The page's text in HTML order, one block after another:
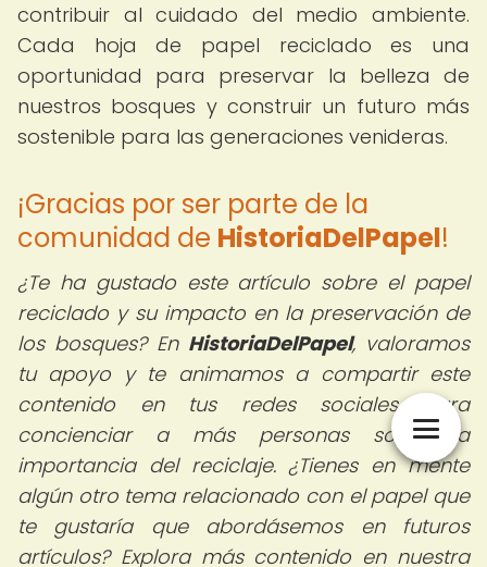
contribuir al cuidado del medio ambiente.
Cada hoja de papel reciclado es una
oportunidad para preservar la belleza de
nuestros bosques y construir un futuro más
sostenible para las generaciones venideras.
¡Gracias por ser parte de la
comunidad de HistoriaDelPapel!
¿Te ha gustado este artículo sobre el papel
reciclado y su impacto en la preservación de
los bosques?En HistoriaDelPapel, valoramos
tu apoyo y te animamos a compartir este
contenido en tus redes sociales para
concienciar a más personas sobre la
importancia del reciclaje. ¿Tienes en mente
algún otro tema relacionado con el papel que
te gustaría que abordásemos en futuros
artículos? Explora más contenido en nuestra